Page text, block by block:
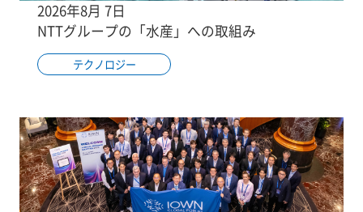
2026年8月 7日
NTTグループの「水産」への取組み
テクノロジー